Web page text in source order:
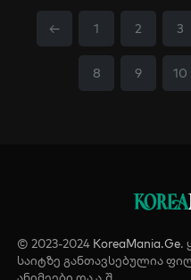
← 1 2 3
8 9 10
KOREA
© 2023-2024 KoreaMania.Ge.
საიტზე განთავსებულია
ანიმეები და ა.შ